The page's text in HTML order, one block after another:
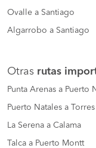
Ovalle a Santiago
Algarrobo a Santiago
Otras rutas
Punta Arenas a Puerto
Puerto Natales a
La Serena a Calama
Talca a Puerto Montt